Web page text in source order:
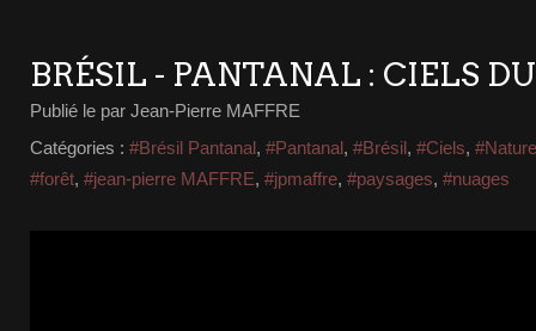
BRÉSIL - PANTANAL : CIELS
Publié le par Jean-Pierre MAFFRE
Catégories : #Brésil Pantanal, #Pantanal, #Brésil, #Ciels, #Nature
#forêt, #jean-pierre MAFFRE, #jpmaffre, #paysages, #nuages